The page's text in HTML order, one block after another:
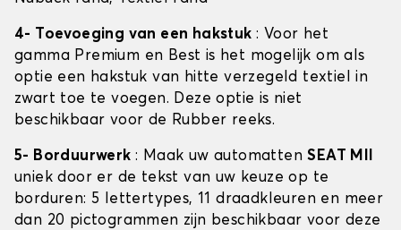
4- Toevoeging van een hakstuk : Voor het
gamma Premium en Best is het mogelijk om als
optie een hakstuk van hitte verzegeld textiel in
zwart toe te voegen. Deze optie is niet
beschikbaar voor de Rubber reeks.
5- Borduurwerk : Maak uw automattenSEAT MII
uniek door er de tekst van uw keuze op te
borduren: 5 lettertypes, 11 draadkleuren en meer
dan 20 pictogrammen zijn beschikbaar voor deze